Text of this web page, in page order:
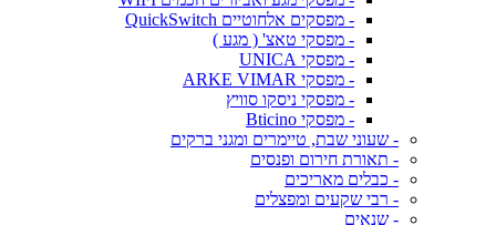
- מפסקים אלחוטיים QuickSwitch
- מפסקי טאצ' ( מגע )
- מפסקי UNICA
- מפסקי ARKE VIMAR
- מפסקי ניסקו סוויץ
- מפסקי Bticino
- שעוני שבת, טיימרים ומגני ברקים
- תאורת חירום ופנסים
- כבלים מאריכים
- רבי שקעים ומפצלים
- שנאים